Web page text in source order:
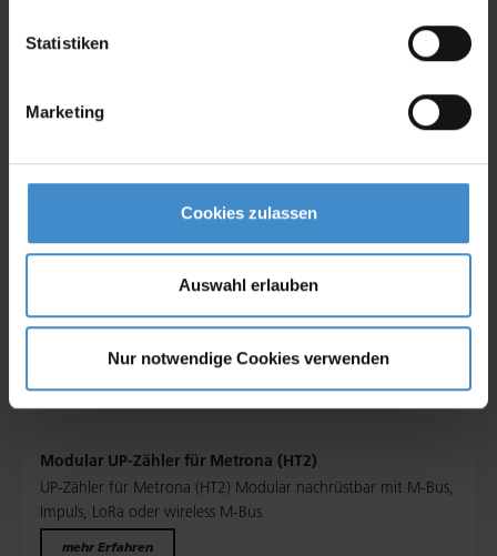
Statistiken
Marketing
Cookies zulassen
Auswahl erlauben
Nur notwendige Cookies verwenden
Modular UP-Zähler für Metrona (HT2)
UP-Zähler für Metrona (HT2) Modular nachrüstbar mit M-Bus,
Impuls, LoRa oder wireless M-Bus
mehr Erfahren